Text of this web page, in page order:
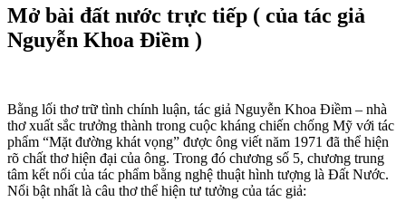
Mở bài đất nước trực tiếp ( của tác giả
Nguyễn Khoa Điềm )
Bằng lối thơ trữ tình chính luận, tác giả Nguyễn Khoa Điềm – nhà
thơ xuất sắc trưởng thành trong cuộc kháng chiến chống Mỹ với tác
phẩm “Mặt đường khát vọng” được ông viết năm 1971 đã thể hiện
rõ chất thơ hiện đại của ông. Trong đó chương số 5, chương trung
tâm kết nối của tác phẩm bằng nghệ thuật hình tượng là Đất Nước.
Nổi bật nhất là câu thơ thể hiện tư tưởng của tác giả: